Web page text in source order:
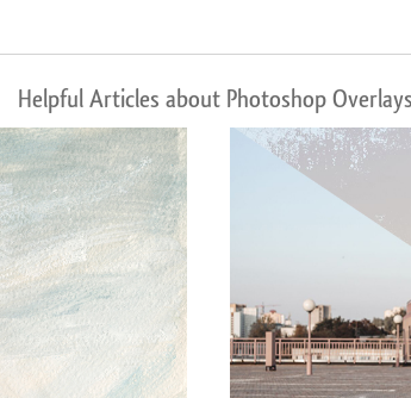
Helpful Articles about Photoshop Overlays